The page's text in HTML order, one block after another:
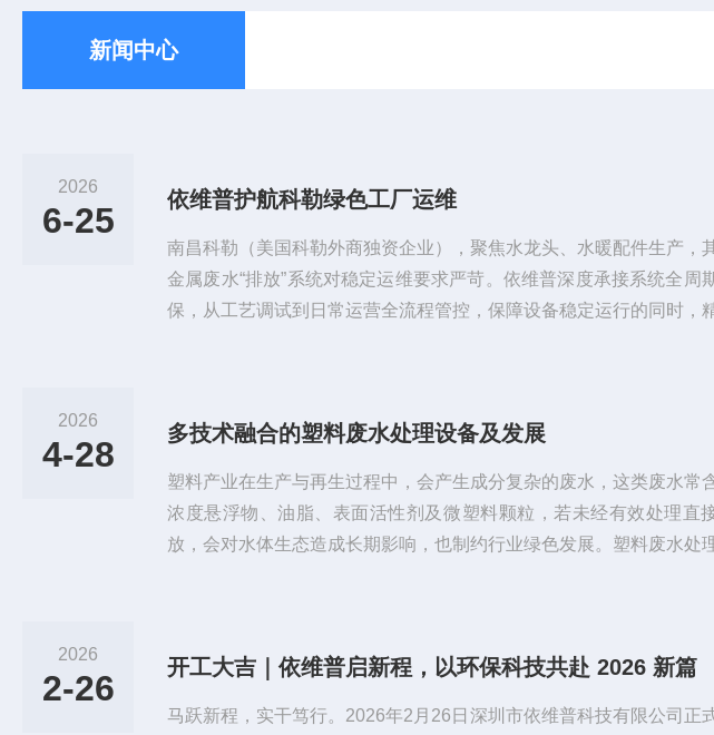
新闻中心
2026
6-25
依维普护航科勒绿色工厂运维
南昌科勒（美国科勒外商独资企业），聚焦水龙头、水暖配件生产，
金属废水“排放”系统对稳定运维要求严苛。依维普深度承接系统全周
保，从工艺调试到日常运营全流程管控，保障设备稳定运行的同时，
复，依维普以专业服务助力“绿色工厂”降本增效，树立重金属废水处理
2026
4-28
多技术融合的塑料废水处理设备及发展
塑料产业在生产与再生过程中，会产生成分复杂的废水，这类废水常
浓度悬浮物、油脂、表面活性剂及微塑料颗粒，若未经有效处理直
放，会对水体生态造成长期影响，也制约行业绿色发展。塑料废水处
水的来源广泛，涵盖塑料清洗、造粒、注塑、吹膜等多个生产环节，不
2026
2-26
开工大吉｜依维普启新程，以环保科技共赴 2026 新篇
马跃新程，实干笃行。2026年2月26日深圳市依维普科技有限公司正